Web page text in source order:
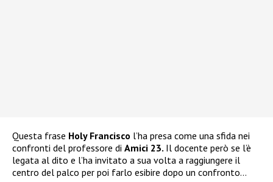
Questa frase Holy Francisco l’ha presa come una sfida nei
confronti del professore di Amici 23. Il docente però se l’è
legata al dito e l’ha invitato a sua volta a raggiungere il
centro del palco per poi farlo esibire dopo un confronto…